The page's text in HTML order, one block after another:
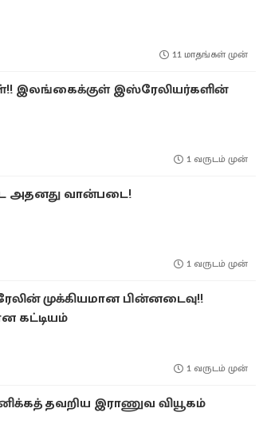
11 மாதங்கள் முன்
இலங்கைக்குள் இஸ்ரேலியர்களின்
1 வருடம் முன்
அதனது வான்படை!
1 வருடம் முன்
முக்கியமான பின்னடைவு!!
கட்டியம்
1 வருடம் முன்
தவறிய இராணுவ வியூகம்